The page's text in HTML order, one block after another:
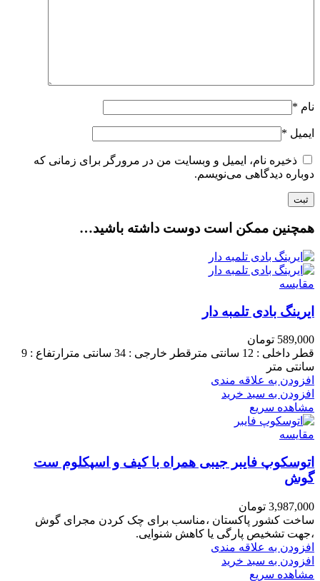
نام *
ایمیل *
ذخیره نام، ایمیل و وبسایت من در مرورگر برای زمانی که
دوباره دیدگاهی می‌نویسم.
همچنین ممکن است دوست داشته باشید…
مقایسه
ایرینگ بادی تلمبه دار
589,000 تومان
قطر داخلی : 12 سانتی مترقطر خارجی : 34 سانتی مترارتفاع : 9
سانتی متر
افزودن به علاقه مندی
افزودن به سبد خرید
مشاهده سریع
مقایسه
اتوسکوپ فایبر جیبی همراه با کیف و اسپکلوم ست
گوش
3,987,000 تومان
ساخت کشور پاکستان ،مناسب برای چک کردن مجرای گوش
،جهت تشخیص پارگی یا کاهش شنوایی.
افزودن به علاقه مندی
افزودن به سبد خرید
مشاهده سریع